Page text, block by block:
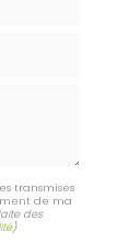
transmises
de ma
des
)